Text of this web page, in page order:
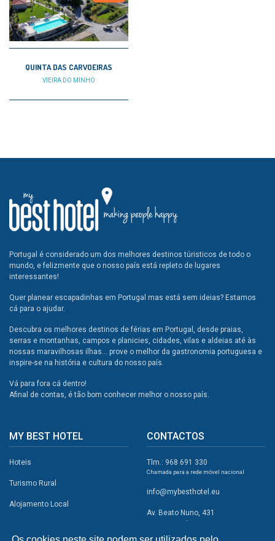
QUINTA DAS CARVOEIRAS
VIEIRA DO MINHO
Portugal é considerado um dos melhores destinos túristicos de todo o
mundo, e felizmente que o nosso país está repleto de lugares
interessantes!
Quer planear escapadinhas em Portugal mas está sem ideias? Estamos
cá para o ajudar.
Descubra os melhores destinos de férias em Portugal, desde praias,
serras e montanhas, campos e planicies, cidades, vilas e aldeias até às
nossas maravilhosas ilhas... prove o melhor da gastronomia portuguesa e
inspire-se na história e cultura do nosso país.
Vá para fora cá dentro!
Afinal de contas, é tão bom conhecer melhor o nosso país.
MY BEST HOTEL
Hoteis
Turismo Rural
Alojamento Local
CONTACTOS
Tlm.: 968 691 330
Chamada para a rede móvel nacional
info@mybesthotel.eu
Av. Beato Nuno, 431